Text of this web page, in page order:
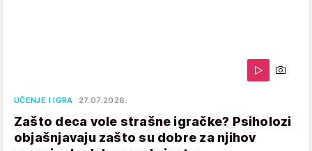
UČENJE I IGRA 27.07.2026.
Zašto deca vole strašne igračke? Psiholozi
objašnjavaju zašto su dobre za njihov